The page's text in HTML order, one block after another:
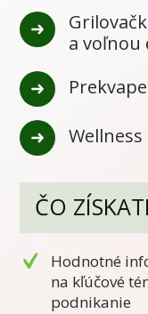
a voľnou
Wellness
ČO
Hodnotné
na kľúčové
podnikanie